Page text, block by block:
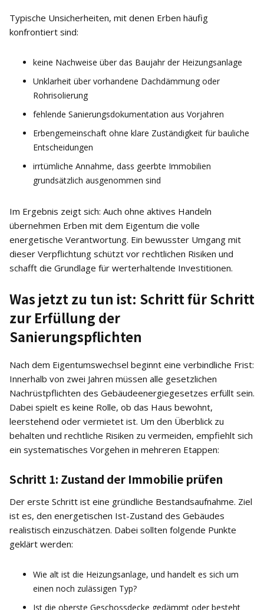
Typische Unsicherheiten, mit denen Erben häufig
konfrontiert sind:
keine Nachweise über das Baujahr der Heizungsanlage
Unklarheit über vorhandene Dachdämmung oder
Rohrisolierung
fehlende Sanierungsdokumentation aus Vorjahren
Erbengemeinschaft ohne klare Zuständigkeit für bauliche
Entscheidungen
irrtümliche Annahme, dass geerbte Immobilien
grundsätzlich ausgenommen sind
Im Ergebnis zeigt sich: Auch ohne aktives Handeln
übernehmen Erben mit dem Eigentum die volle
energetische Verantwortung. Ein bewusster Umgang mit
dieser Verpflichtung schützt vor rechtlichen Risiken und
schafft die Grundlage für werterhaltende Investitionen.
Was jetzt zu tun ist: Schritt für Schritt
zur Erfüllung der
Sanierungspflichten
Nach dem Eigentumswechsel beginnt eine verbindliche Frist:
Innerhalb von zwei Jahren müssen alle gesetzlichen
Nachrüstpflichten des Gebäudeenergiegesetzes erfüllt sein.
Dabei spielt es keine Rolle, ob das Haus bewohnt,
leerstehend oder vermietet ist. Um den Überblick zu
behalten und rechtliche Risiken zu vermeiden, empfiehlt sich
ein systematisches Vorgehen in mehreren Etappen:
Schritt 1: Zustand der Immobilie prüfen
Der erste Schritt ist eine gründliche Bestandsaufnahme. Ziel
ist es, den energetischen Ist-Zustand des Gebäudes
realistisch einzuschätzen. Dabei sollten folgende Punkte
geklärt werden:
Wie alt ist die Heizungsanlage, und handelt es sich um
einen noch zulässigen Typ?
Ist die oberste Geschossdecke gedämmt oder besteht